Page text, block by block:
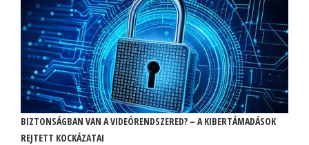
BIZTONSÁGBAN VAN A VIDEÓRENDSZERED? – A KIBERTÁMADÁSOK
REJTETT KOCKÁZATAI